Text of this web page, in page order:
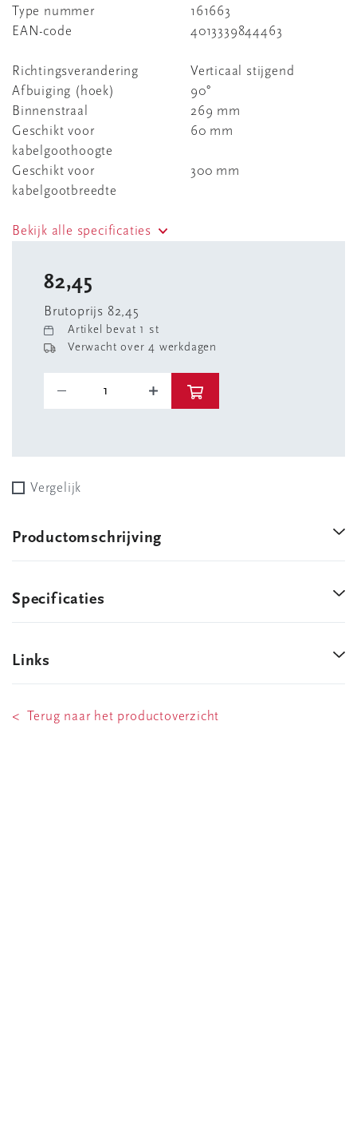
Type nummer
161663
EAN-code
4013339844463
Richtingsverandering
Verticaal stijgend
Afbuiging (hoek)
90°
Binnenstraal
269 mm
Geschikt voor
kabelgoothoogte
60 mm
Geschikt voor
kabelgootbreedte
300 mm
Bekijk alle specificaties
82,45
Brutoprijs 82,45
Artikel bevat 1 st
Verwacht over 4 werkdagen
Vergelijk
Productomschrijving
Specificaties
Links
< Terug naar het productoverzicht